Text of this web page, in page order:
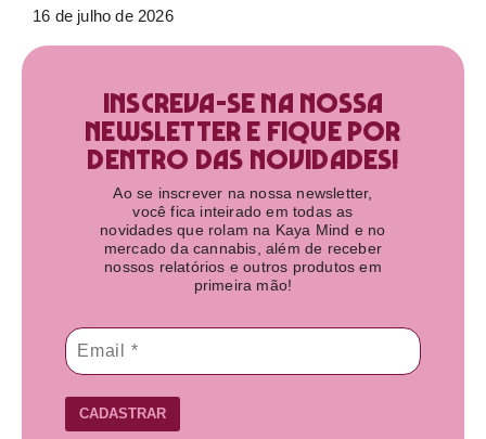
16 de julho de 2026
Inscreva-se na nossa
newsletter e fique por
dentro das novidades!​
Ao se inscrever na nossa newsletter,
você fica inteirado em todas as
novidades que rolam na Kaya Mind e no
mercado da cannabis, além de receber
nossos relatórios e outros produtos em
primeira mão!
CADASTRAR